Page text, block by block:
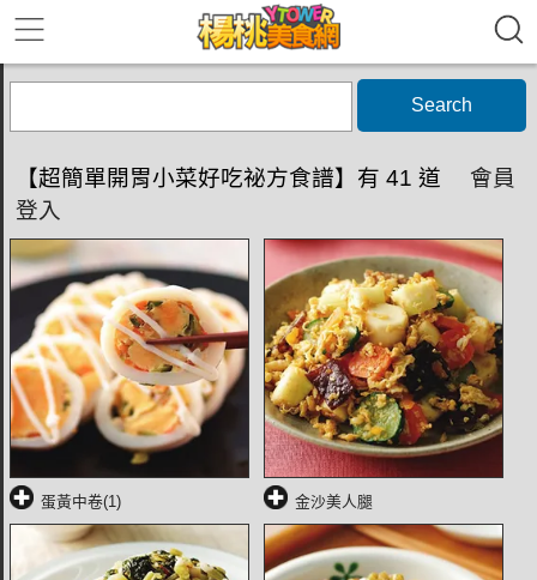
Search
【超簡單開胃小菜好吃祕方食譜】有 41 道 會員
登入
蛋黃中卷(1) 金沙美人腿